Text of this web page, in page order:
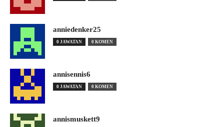
anniedenker25
0 JAWATAN 0 KOMEN
annisennis6
0 JAWATAN 0 KOMEN
annismuskett9